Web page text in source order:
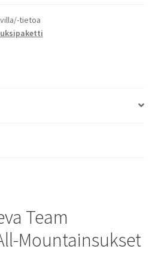
tietoa
Team
Mountainsukset